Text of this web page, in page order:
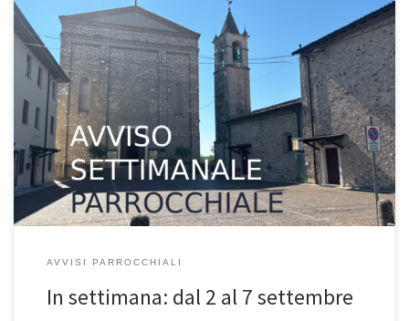
VOLANTINO SETTIMANALE PARROCCHIALE 31 agosto – 22^
domenica del Tempo Ordinario – Anno C Avvenne che un sabato
Gesù si recò a casa di uno dei capi dei farisei per pranzare ed essi
stavano a osservarlo. Diceva agli invitati una parabola, notando
come sceglievano i primi posti: «Quando sei invitato […]
AVVISI PARROCCHIALI
In settimana: dal 2 al 7 settembre